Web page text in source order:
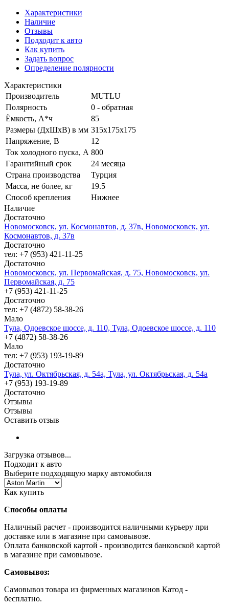
Характеристики
Наличие
Отзывы
Подходит к авто
Как купить
Задать вопрос
Определение полярности
Характеристики
Производитель
MUTLU
Полярность
0 - обратная
Ёмкость, А*ч
85
Размеры (ДхШхВ) в мм 315х175х175
Напряжение, В
12
Ток холодного пуска, А 800
Гарантийный срок
24 месяца
Страна производства
Турция
Масса, не более, кг
19.5
Способ крепления
Нижнее
Наличие
Достаточно
Новомосковск, ул. Космонавтов, д. 37в, Новомосковск, ул.
Космонавтов, д. 37в
Достаточно
тел: +7 (953) 421-11-25
Достаточно
Новомосковск, ул. Первомайская, д. 75, Новомосковск, ул.
Первомайская, д. 75
+7 (953) 421-11-25
Достаточно
тел: +7 (4872) 58-38-26
Мало
Тула, Одоевское шоссе, д. 110, Тула, Одоевское шоссе, д. 110
+7 (4872) 58-38-26
Мало
тел: +7 (953) 193-19-89
Достаточно
Тула, ул. Октябрьская, д. 54а, Тула, ул. Октябрьская, д. 54а
+7 (953) 193-19-89
Достаточно
Отзывы
Отзывы
Оставить отзыв
Загрузка отзывов...
Подходит к авто
Выберите подходящую марку автомобиля
Как купить
Способы оплаты
Наличный расчет - производится наличными курьеру при
доставке или в магазине при самовывозе.
Оплата банковской картой - производится банковской картой
в магазине при самовывозе.
Самовывоз:
Самовывоз товара из фирменных магазинов Катод -
бесплатно.